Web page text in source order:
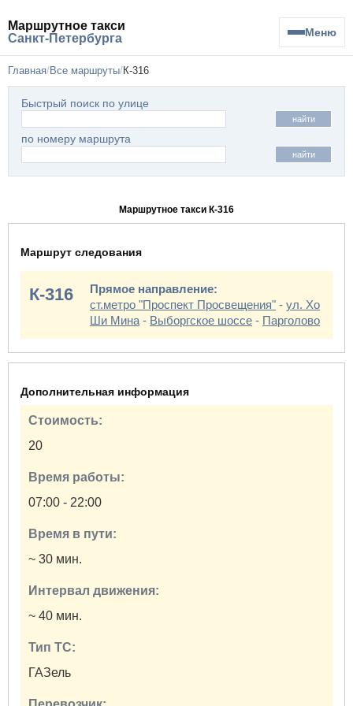
Маршрутное такси
Санкт-Петербурга
Меню
Главная Все маршруты К-316
Быстрый поиск по улице
найти
по номеру маршрута
найти
Маршрутное такси К-316
Маршрут следования
К-316
Прямое направление:
ст.метро "Проспект Просвещения" - ул. Хо
Ши Мина - Выборгское шоссе - Парголово
Дополнительная информация
Стоимость:
20
Время работы:
07:00 - 22:00
Время в пути:
~ 30 мин.
Интервал движения:
~ 40 мин.
Тип ТС:
ГАЗель